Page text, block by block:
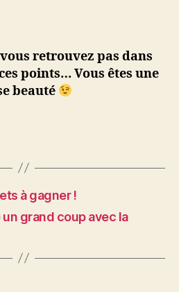
retrouvez pas dans
points… Vous êtes une
beauté
à gagner !
grand coup avec la